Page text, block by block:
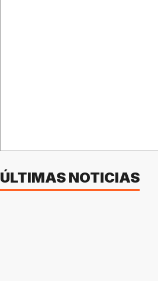
ÚLTIMAS NOTICIAS